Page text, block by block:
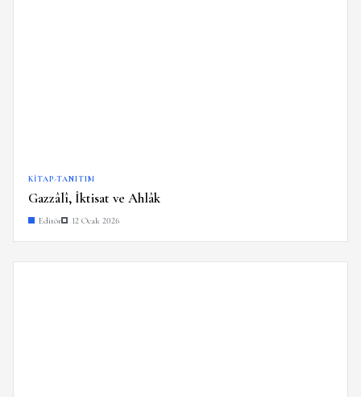
KITAP-TANITIM
Gazzâlî, İktisat ve Ahlâk
Editör 12 Ocak 2026